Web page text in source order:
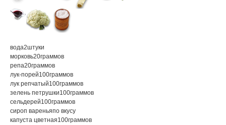
вода2штуки
морковь20граммов
репа20граммов
лук-порей100граммов
лук репчатый100граммов
зелень петрушки100граммов
сельдерей100граммов
сироп вареньяпо вкусу
капуста цветная100граммов